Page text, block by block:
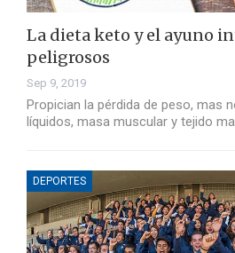
La dieta keto y el ayuno
peligrosos
Sep 9, 2019
Propician la pérdida de peso, mas
líquidos, masa muscular y tejido
DEPORTES